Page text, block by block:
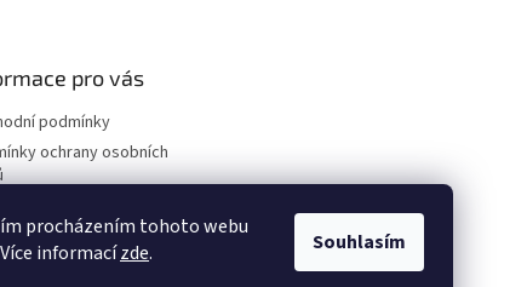
procházením tohoto webu
informacízde. Souhlasím
pro vás
podmínky
ochrany osobních